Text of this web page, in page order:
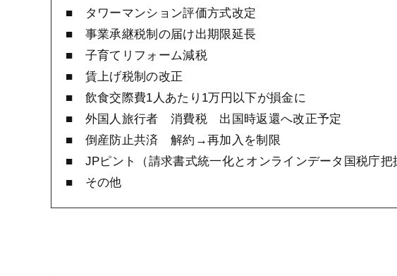
■ タワーマンション評価方式改定
■ 事業承継税制の届け出期限延長
■ 子育てリフォーム減税
■ 賃上げ税制の改正
■ 飲食交際費1人あたり1万円以下が損金に
■ 外国人旅行者 消費税 出国時返還へ改正予定
■ 倒産防止共済 解約→再加入を制限
■ JPピント（請求書式統一化とオンラインデータ国税庁把
■ その他